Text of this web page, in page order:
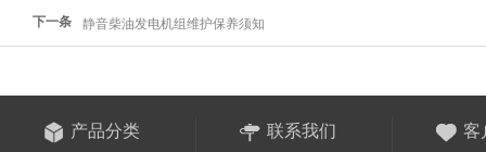
下一条 静音柴油发电机组维护保养须知
产品分类 联系我们 客